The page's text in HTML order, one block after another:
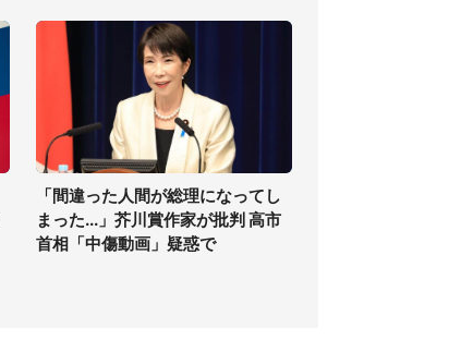
「間違った人間が総理になってし
まった...」芥川賞作家が批判 高市
首相「中傷動画」疑惑で